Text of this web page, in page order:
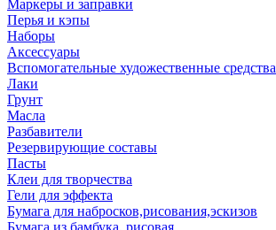
Маркеры и заправки
Перья и кэпы
Наборы
Аксессуары
Вспомогательные художественные средства
Лаки
Грунт
Масла
Разбавители
Резервирующие составы
Пасты
Клеи для творчества
Гели для эффекта
Бумага для набросков,рисования,эскизов
Бумага из бамбука, рисовая